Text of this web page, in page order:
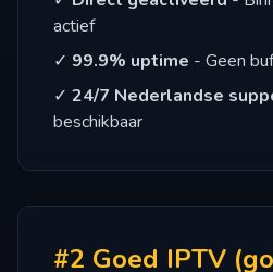
actief
✓ 99.9% uptime - Geen
✓ 24/7 Nederlandse
beschikbaar
#2 Goed IPTV